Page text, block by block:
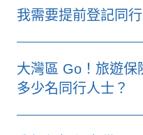
我需要提前登記同
大灣區 Go！旅遊保
多少名同行人士？